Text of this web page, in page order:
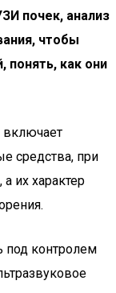
почек, анализ
чтобы
понять, как они
включает
средства, при
их характер
под контролем